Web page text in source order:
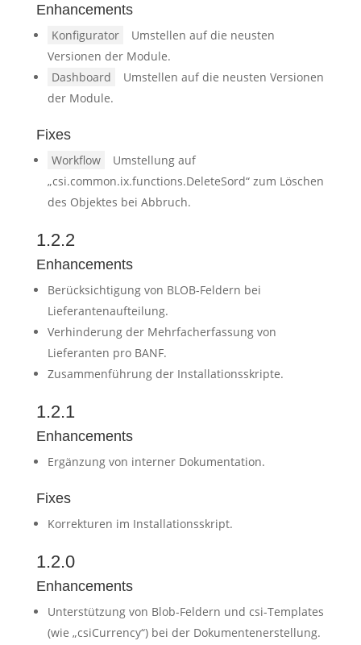
Enhancements
Konfigurator
Umstellen auf die neusten
Versionen der Module.
Dashboard
Umstellen auf die neusten Versionen
der Module.
Fixes
Workflow
Umstellung auf
„csi.common.ix.functions.DeleteSord“ zum Löschen
des Objektes bei Abbruch.
1.2.2
Enhancements
Berücksichtigung von BLOB-Feldern bei
Lieferantenaufteilung.
Verhinderung der Mehrfacherfassung von
Lieferanten pro BANF.
Zusammenführung der Installationsskripte.
1.2.1
Enhancements
Ergänzung von interner Dokumentation.
Fixes
Korrekturen im Installationsskript.
1.2.0
Enhancements
Unterstützung von Blob-Feldern und csi-Templates
(wie „csiCurrency“) bei der Dokumentenerstellung.